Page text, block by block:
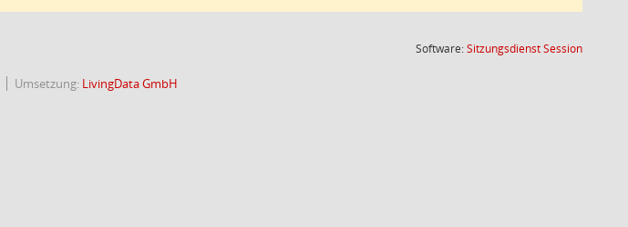
Software:SitzungsdienstSession(Wird in
Umsetzung: LivingData GmbH